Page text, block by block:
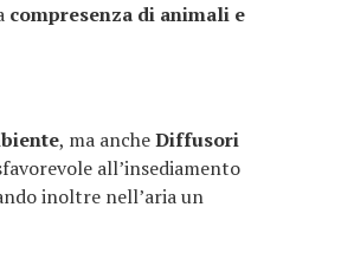
compresenza di animali e
, ma ancheDiffusori
all’insediamento
inoltre nell’aria un